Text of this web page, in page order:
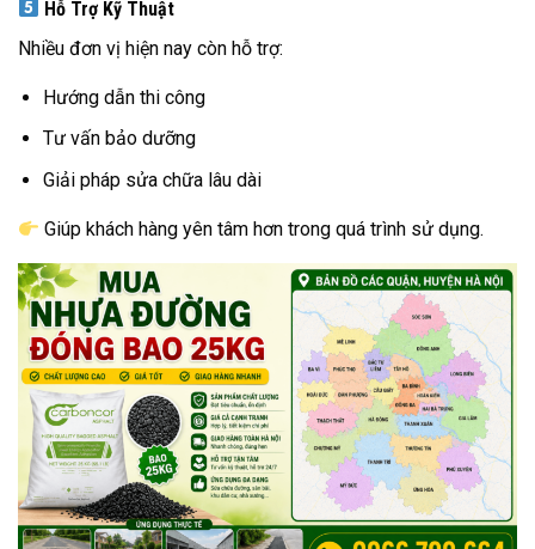
Hỗ Trợ Kỹ Thuật
Nhiều đơn vị hiện nay còn hỗ trợ:
Hướng dẫn thi công
Tư vấn bảo dưỡng
Giải pháp sửa chữa lâu dài
Giúp khách hàng yên tâm hơn trong quá trình sử dụng.